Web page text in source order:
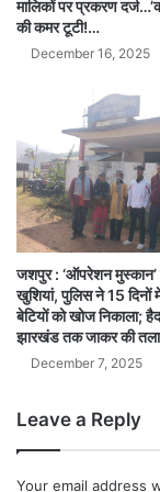
मालिकों पर प्रकरण
की कमर टूटी!…
December 16, 2025
जशपुर : ‘ऑपरेशन मुस्कान’
खुशियां, पुलिस ने 15 दिनों
बेटियों को खोज निकाला;
झारखंड तक जाकर की
December 7, 2025
Leave a Reply
Your email address